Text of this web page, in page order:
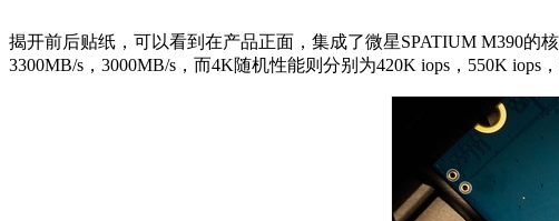
揭开前后贴纸，可以看到在产品正面，集成了微星SPATIUM M390的
3300MB/s，3000MB/s，而4K随机性能则分别为420K iops，550K iops